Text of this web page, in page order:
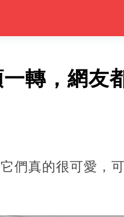
轉，網友
們真的很可愛，